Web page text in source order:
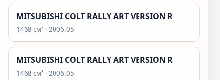
MITSUBISHI COLT RALLY ART VERSION R
1468 см³ · 2006.05
MITSUBISHI COLT RALLY ART VERSION R
1468 см³ · 2006.05